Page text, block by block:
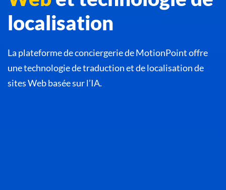
localisation
La plateforme de conciergerie de MotionPoint offre
une technologie de traduction et de localisation de
sites Web basée sur l’IA.